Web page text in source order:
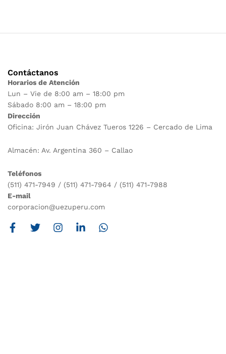
Contáctanos
Horarios de Atención
Lun – Vie de 8:00 am – 18:00 pm
Sábado 8:00 am – 18:00 pm
Dirección
Oficina: Jirón Juan Chávez Tueros 1226 – Cercado de Lima
Almacén: Av. Argentina 360 – Callao
Teléfonos
(511) 471-7949 / (511) 471-7964 / (511) 471-7988
E-mail
corporacion@uezuperu.com